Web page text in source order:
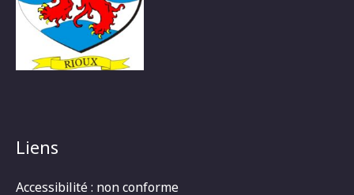
Liens
Accessibilité : non conforme